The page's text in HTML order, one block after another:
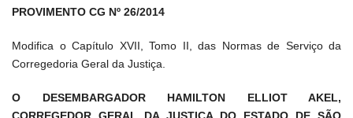
PROVIMENTO CG Nº 26/2014
Modifica o Capítulo XVII, Tomo II, das Normas de Serviço da
Corregedoria Geral da Justiça.
O DESEMBARGADOR HAMILTON ELLIOT AKEL,